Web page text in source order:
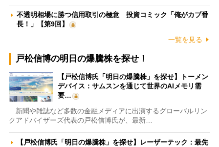
不透明相場に勝つ信用取引の極意 投資コミック「俺がカブ番
長！」【第9回】
一覧を見る
戸松信博の明日の爆騰株を探せ！
【戸松信博氏「明日の爆騰株」を探せ】トーメン
デバイス：サムスンを通じて世界のAIメモリ需
要…
新聞や雑誌など多数の金融メディアに出演するグローバルリン
クアドバイザーズ代表の戸松信博氏が、最新…
【戸松信博氏「明日の爆騰株」を探せ】レーザーテック：最先